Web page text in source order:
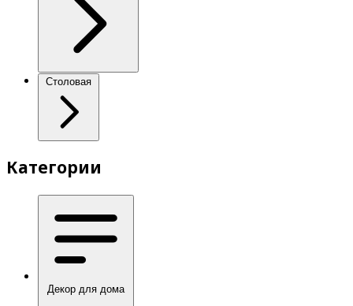
Столовая
Категории
Декор для дома